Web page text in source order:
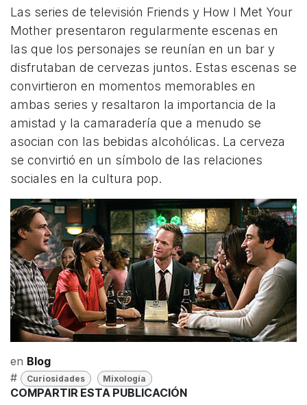
Las series de televisión Friends y How I Met Your
Mother presentaron regularmente escenas en
las que los personajes se reunían en un bar y
disfrutaban de cervezas juntos. Estas escenas se
convirtieron en momentos memorables en
ambas series y resaltaron la importancia de la
amistad y la camaradería que a menudo se
asocian con las bebidas alcohólicas. La cerveza
se convirtió en un símbolo de las relaciones
sociales en la cultura pop.
en Blog
#
Curiosidades Mixología
COMPARTIR ESTA PUBLICACIÓN